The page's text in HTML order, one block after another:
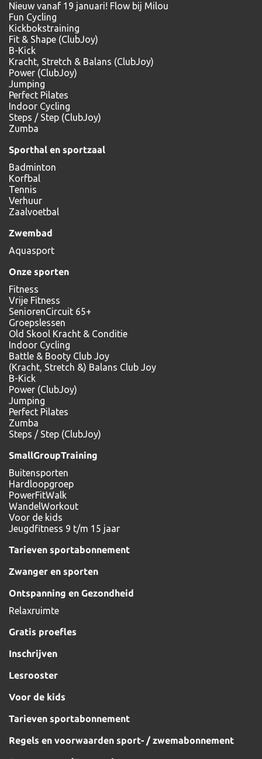
Nieuw vanaf 19 januari! Flow bij Milou
Fun Cycling
Kickbokstraining
Fit & Shape (ClubJoy)
B-Kick
Kracht, Stretch & Balans (ClubJoy)
Power (ClubJoy)
Jumping
Perfect Pilates
Indoor Cycling
Steps / Step (ClubJoy)
Zumba
Sporthal en sportzaal
Badminton
Korfbal
Tennis
Verhuur
Zaalvoetbal
Zwembad
Aquasport
Onze sporten
Fitness
Vrije Fitness
SeniorenCircuit 65+
Groepslessen
Old Skool Kracht & Conditie
Indoor Cycling
Battle & Booty Club Joy
(Kracht, Stretch &) Balans Club Joy
B-Kick
Power (ClubJoy)
Jumping
Perfect Pilates
Zumba
Steps / Step (ClubJoy)
SmallGroupTraining
Buitensporten
Hardloopgroep
PowerFitWalk
WandelWorkout
Voor de kids
Jeugdfitness 9 t/m 15 jaar
Tarieven sportabonnement
Zwanger en sporten
Ontspanning en Gezondheid
Relaxruimte
Gratis proefles
Inschrijven
Lesrooster
Voor de kids
Tarieven sportabonnement
Regels en voorwaarden sport- / zwemabonnement